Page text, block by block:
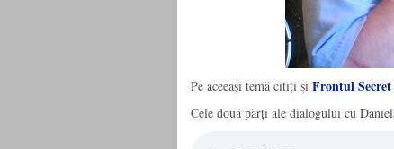
Pe aceeași temă citiți și Frontul
Cele două părți ale dialogului cu